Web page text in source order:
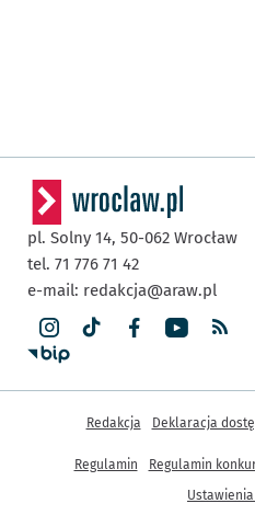
pl. Solny 14, 50-062 Wrocław
tel. 71 776 71 42
e-mail: redakcja@araw.pl
Inne informacje
Redakcja Deklaracja
Regulamin Regulamin